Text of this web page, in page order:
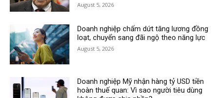
August 5, 2026
Doanh nghiệp chấm dứt tăng lương đồng
loạt, chuyển sang đãi ngộ theo năng lực
August 5, 2026
Doanh nghiệp Mỹ nhận hàng tỷ USD tiền
hoàn thuế quan: Vì sao người tiêu dùng